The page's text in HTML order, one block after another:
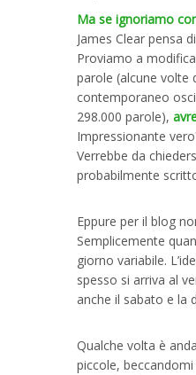
Ma se ignoriamo
James Clear pensa
Proviamo a
parole (alcune volte
contemporaneo
298.000 parole),
Impressionante
Verrebbe da
probabilmente
Eppure per il blog
Semplicemente
giorno variabile.
spesso si arriva al
anche il sabato e la
Qualche volta è
piccole,